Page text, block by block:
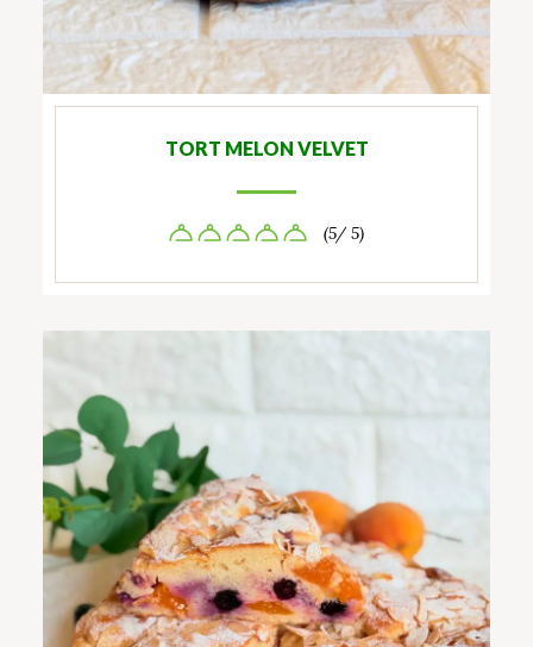
TORT MELON VELVET
(5/ 5)